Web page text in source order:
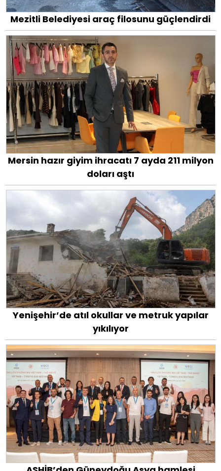
Mezitli Belediyesi araç filosunu güçlendirdi
Mersin hazır giyim ihracatı 7 ayda 211 milyon
doları aştı
Yenişehir’de atıl okullar ve metruk yapılar
yıkılıyor